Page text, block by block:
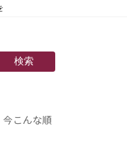
検索
今こんな順